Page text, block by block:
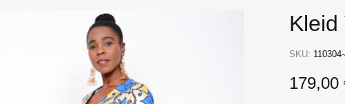
Kleid
SKU:
179,00